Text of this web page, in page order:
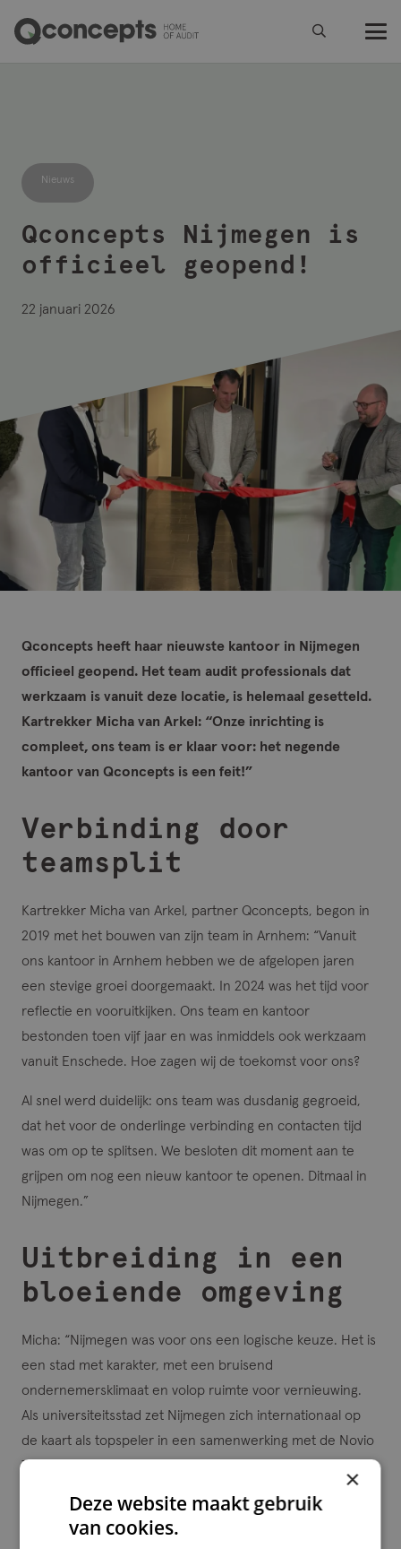
Nieuws
Qconcepts Nijmegen is
officieel geopend!
22 januari 2026
Qconcepts heeft haar nieuwste kantoor in Nijmegen
officieel geopend. Het team audit professionals dat
werkzaam is vanuit deze locatie, is helemaal gesetteld.
Kartrekker Micha van Arkel: “Onze inrichting is
compleet, ons team is er klaar voor: het negende
kantoor van Qconcepts is een feit!”
Verbinding door
teamsplit
Kartrekker Micha van Arkel, partner Qconcepts, begon in
2019 met het bouwen van zijn team in Arnhem: “Vanuit
ons kantoor in Arnhem hebben we de afgelopen jaren
een stevige groei doorgemaakt. In 2024 was het tijd voor
reflectie en vooruitkijken. Ons team en kantoor
bestonden toen vijf jaar en was inmiddels ook werkzaam
vanuit Enschede. Hoe zagen wij de toekomst voor ons?
Al snel werd duidelijk: ons team was dusdanig gegroeid,
dat het voor de onderlinge verbinding en contacten tijd
was om op te splitsen. We besloten dit moment aan te
grijpen om nog een nieuw kantoor te openen. Ditmaal in
Nijmegen.”
Uitbreiding in een
bloeiende omgeving
Micha: “Nijmegen was voor ons een logische keuze. Het is
een stad met karakter, met een bruisend
ondernemersklimaat en volop ruimte voor vernieuwing.
Als universiteitsstad zet Nijmegen zich internationaal op
de kaart als topspeler in een samenwerking met de Novio
Tech Campus, voor wat betreft Health & High Tech als het
gezondheidszorg en het ontwikkelen van hoogwaardige
×
Deze website maakt gebruik
van cookies.